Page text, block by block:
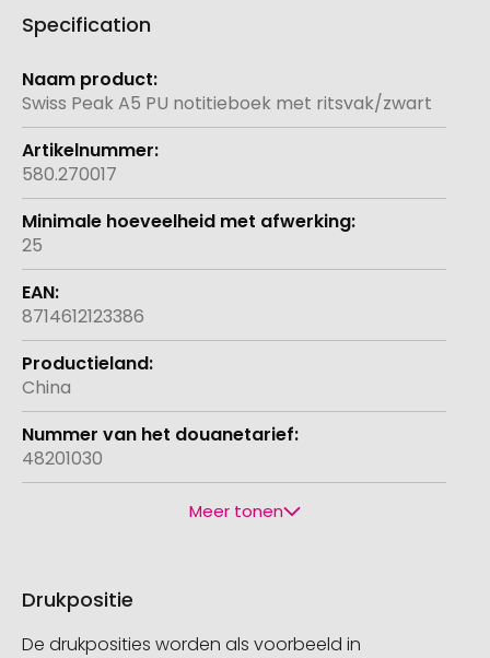
Specification
Meer
informatie
Swiss Peak A5 PU notitieboek met ritsvak/zwart
580.270017
25
8714612123386
China
48201030
Meer tonen
Drukpositie
De drukposities worden als voorbeeld in